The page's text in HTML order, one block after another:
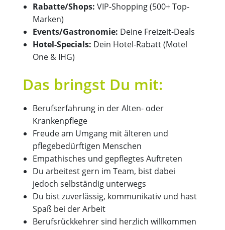
Rabatte/Shops: VIP-Shopping (500+ Top-
Marken)
Events/Gastronomie: Deine Freizeit-Deals
Hotel-Specials: Dein Hotel-Rabatt (Motel
One & IHG)
Das bringst Du mit:
Berufserfahrung in der Alten- oder
Krankenpflege
Freude am Umgang mit älteren und
pflegebedürftigen Menschen
Empathisches und gepflegtes Auftreten
Du arbeitest gern im Team, bist dabei
jedoch selbständig unterwegs
Du bist zuverlässig, kommunikativ und hast
Spaß bei der Arbeit
Berufsrückkehrer sind herzlich willkommen